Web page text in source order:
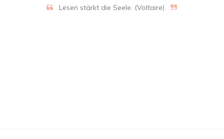
Lesen stärkt die Seele. (Voltaire)